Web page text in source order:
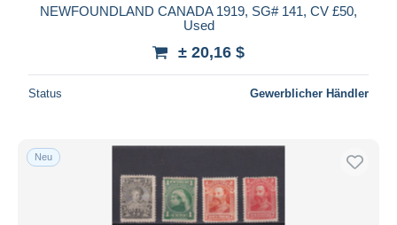
NEWFOUNDLAND CANADA 1919, SG# 141, CV £50,
Used
± 20,16 $
Status Gewerblicher Händler
Neu